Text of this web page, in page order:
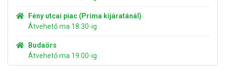
Fény utcai piac (Príma kijáratánál)
Átvehető ma 18:30-ig
Budaörs
Átvehető ma 19:00-ig